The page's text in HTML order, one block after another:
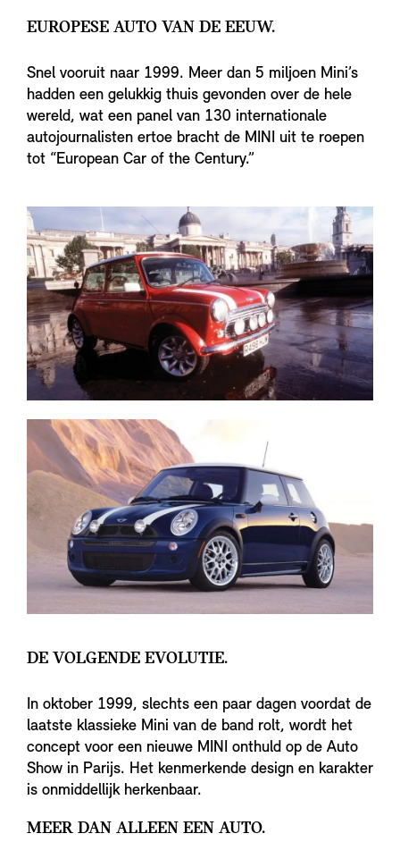
EUROPESE AUTO VAN DE EEUW.
Snel vooruit naar 1999. Meer dan 5 miljoen Mini’s
hadden een gelukkig thuis gevonden over de hele
wereld, wat een panel van 130 internationale
autojournalisten ertoe bracht de MINI uit te roepen
tot “European Car of the Century.”
DE VOLGENDE EVOLUTIE.
In oktober 1999, slechts een paar dagen voordat de
laatste klassieke Mini van de band rolt, wordt het
concept voor een nieuwe MINI onthuld op de Auto
Show in Parijs. Het kenmerkende design en karakter
is onmiddellijk herkenbaar.
MEER DAN ALLEEN EEN AUTO.